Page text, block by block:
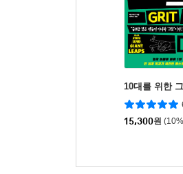
10대를 위한
15,300원